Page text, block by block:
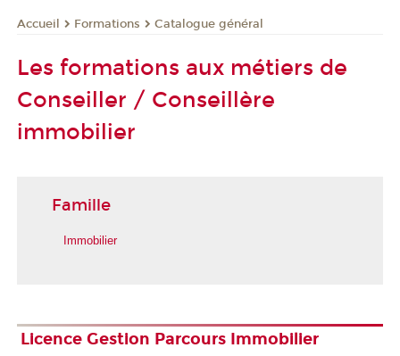
Accueil Formations Catalogue général
Les formations aux métiers de
Conseiller / Conseillère
immobilier
Famille
Immobilier
Licence Gestion Parcours Immobilier